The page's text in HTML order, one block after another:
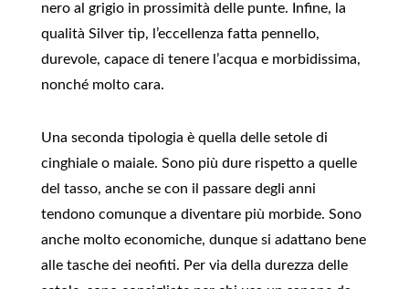
nero al grigio in prossimità delle punte. Infine, la
qualità Silver tip, l’eccellenza fatta pennello,
durevole, capace di tenere l’acqua e morbidissima,
nonché molto cara.
Una seconda tipologia è quella delle setole di
cinghiale o maiale. Sono più dure rispetto a quelle
del tasso, anche se con il passare degli anni
tendono comunque a diventare più morbide. Sono
anche molto economiche, dunque si adattano bene
alle tasche dei neofiti. Per via della durezza delle